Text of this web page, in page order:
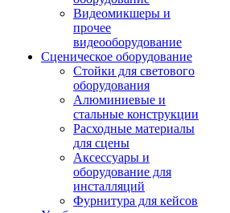
Видеомикшеры и
прочее
видеооборудование
Сценическое оборудование
Стойки для светового
оборудования
Алюминиевые и
стальные конструкции
Расходные материалы
для сцены
Аксессуары и
оборудование для
инсталляций
Фурнитура для кейсов